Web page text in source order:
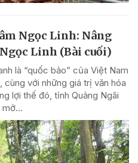
Ngọc Linh: Nâng
Linh (Bài cuối)
là “quốc bảo” của Việt Nam
với những giá trị văn hóa
lợi thế đó, tỉnh Quảng Ngãi
mở...